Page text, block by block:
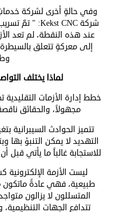
وفي حالةٍ أخرى لشركة
شركة Kekst CNC: " تمّ
عند هذه النقطة، لم تعد
إلى معركةٍ تتعلق
لماذا يختلف
خطط إدارة الأزمات
مجهولاً، والحقائق
تتميز الحوادث السيبرانية
التهديد لا يمكن التنبؤ بها
للاستجابة غالباً ما يأتي
ليست الأزمة
طبيعية، فهي عادةً
المتسللون لا يزالون
تتدافع الجهات التنظيمية،